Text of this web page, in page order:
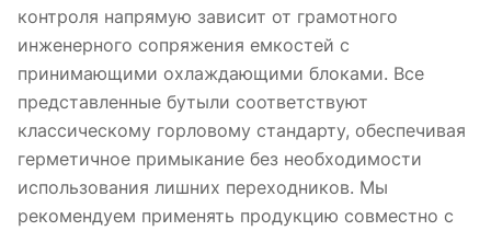
контроля напрямую зависит от грамотного
инженерного сопряжения емкостей с
принимающими охлаждающими блоками. Все
представленные бутыли соответствуют
классическому горловому стандарту, обеспечивая
герметичное примыкание без необходимости
использования лишних переходников. Мы
рекомендуем применять продукцию совместно с